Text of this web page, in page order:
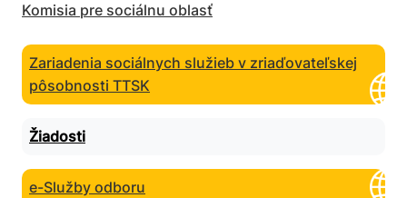
Komisia pre sociálnu oblasť
Zariadenia sociálnych služieb v zriaďovateľskej
pôsobnosti TTSK
Žiadosti
e-Služby odboru